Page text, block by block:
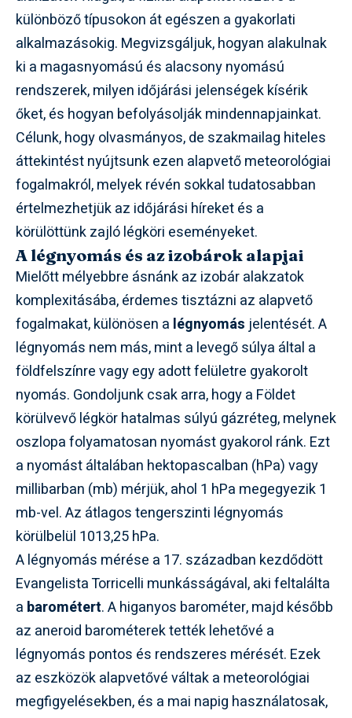
különböző típusokon át egészen a gyakorlati
alkalmazásokig. Megvizsgáljuk, hogyan alakulnak
ki a magasnyomású és alacsony nyomású
rendszerek, milyen időjárási jelenségek kísérik
őket, és hogyan befolyásolják mindennapjainkat.
Célunk, hogy olvasmányos, de szakmailag hiteles
áttekintést nyújtsunk ezen alapvető meteorológiai
fogalmakról, melyek révén sokkal tudatosabban
értelmezhetjük az időjárási híreket és a
körülöttünk zajló légköri eseményeket.
A légnyomás és az izobárok alapjai
Mielőtt mélyebbre ásnánk az izobár alakzatok
komplexitásába, érdemes tisztázni az alapvető
fogalmakat, különösen a légnyomás jelentését. A
légnyomás nem más, mint a levegő súlya által a
földfelszínre vagy egy adott felületre gyakorolt
nyomás. Gondoljunk csak arra, hogy a Földet
körülvevő légkör hatalmas súlyú gázréteg, melynek
oszlopa folyamatosan nyomást gyakorol ránk. Ezt
a nyomást általában hektopascalban (hPa) vagy
millibarban (mb) mérjük, ahol 1 hPa megegyezik 1
mb-vel. Az átlagos tengerszinti légnyomás
körülbelül 1013,25 hPa.
A légnyomás mérése a 17. században kezdődött
Evangelista Torricelli munkásságával, aki feltalálta
a barométert. A higanyos barométer, majd később
az aneroid barométerek tették lehetővé a
légnyomás pontos és rendszeres mérését. Ezek
az eszközök alapvetővé váltak a meteorológiai
megfigyelésekben, és a mai napig használatosak,